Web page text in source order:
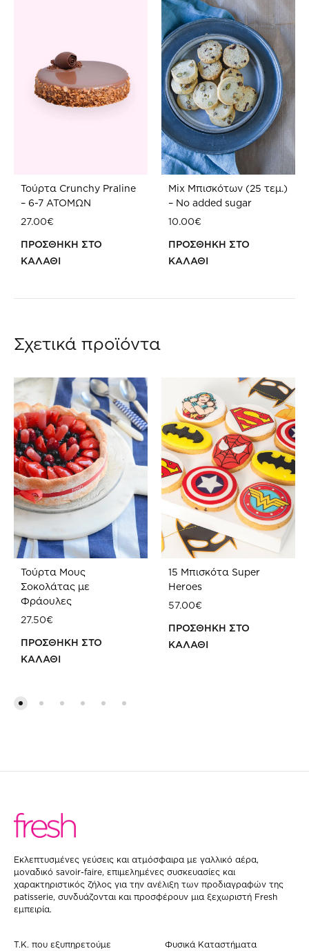
Τούρτα Crunchy Praline
– 6-7 ATOMΩΝ
27.00€
ΠΡΟΣΘΗΚΗ ΣΤΟ
ΚΑΛΑΘΙ
Mix Μπισκότων (25 τεμ.)
– No added sugar
10.00€
ΠΡΟΣΘΗΚΗ ΣΤΟ
ΚΑΛΑΘΙ
Σχετικά προϊόντα
Τούρτα Μους
Σοκολάτας με
Φράουλες
27.50€
ΠΡΟΣΘΗΚΗ ΣΤΟ
ΚΑΛΑΘΙ
15 Μπισκότα Super
Heroes
57.00€
ΠΡΟΣΘΗΚΗ ΣΤΟ
ΚΑΛΑΘΙ
Eκλεπτυσμένες γεύσεις και ατμόσφαιρα με γαλλικό αέρα,
μοναδικό savoir-faire, επιμελημένες συσκευασίες και
χαρακτηριστικός ζήλος για την ανέλιξη των προδιαγραφών της
patisserie, συνδυάζονται και προσφέρουν μια ξεχωριστή Fresh
εμπειρία.
Τ.Κ. που εξυπηρετούμε Φυσικά Καταστήματα